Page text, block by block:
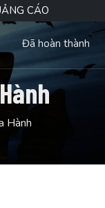
CÁO
Đã hoàn thành
Hành